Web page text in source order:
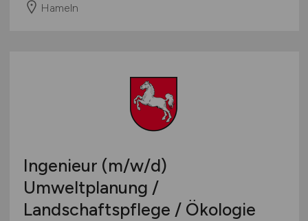
Hameln
Ingenieur (m/w/d)
Umweltplanung /
Landschaftspflege / Ökologie